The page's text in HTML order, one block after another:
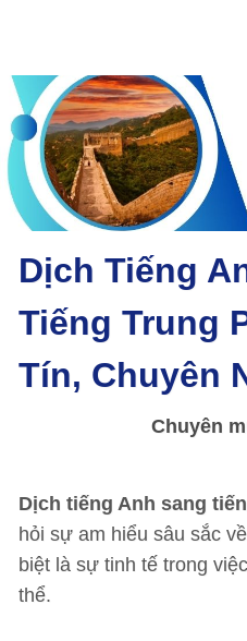
Dịch Tiếng
Tiếng Trung
Tín, Chuyên
Chuyên
Dịch tiếng Anh sang
hỏi sự am hiểu sâu sắc
biệt là sự tinh tế trong
thể.